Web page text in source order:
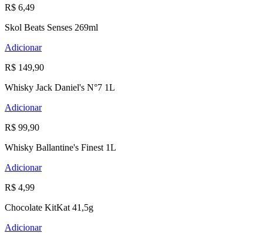
R$ 6,49
Skol Beats Senses 269ml
Adicionar
R$ 149,90
Whisky Jack Daniel's N°7 1L
Adicionar
R$ 99,90
Whisky Ballantine's Finest 1L
Adicionar
R$ 4,99
Chocolate KitKat 41,5g
Adicionar